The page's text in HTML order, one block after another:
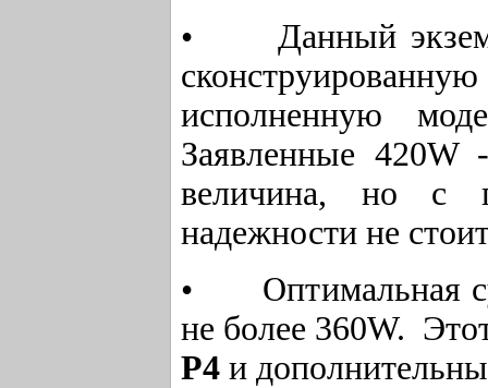
• Данный
исполненную
Заявленные 420W
величина, но с
надежности не
• Оптимальная
не более 360W.
Р4 и